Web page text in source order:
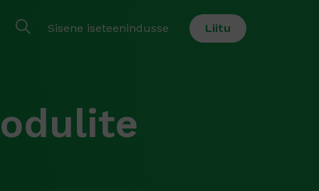
Sisene iseteenindusse Liitu